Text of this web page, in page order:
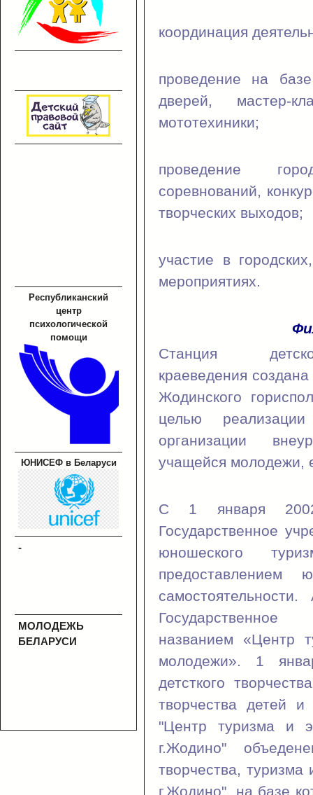
Республиканский
центр
психологической
помощи
ЮНИСЕФ в Беларуси
-
МОЛОДЕЖЬ
БЕЛАРУСИ
координация
проведение на
дверей, мастер-
мототехиники;
проведение
соревнований,
творческих выходов;
участие в
мероприятиях.
Станция
краеведения
Жодинского
целью реализации
организации
учащейся молодежи,
С 1 января
Государственное
юношеского
предоставлением
названием «Центр
молодежи». 1
детсткого
творчества детей
"Центр туризма и
г.Жодино"
творчества,
г.Жодино", на базе